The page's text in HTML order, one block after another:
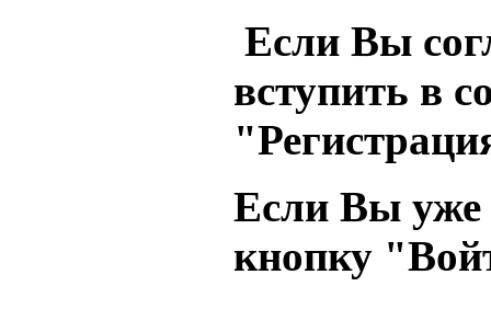
Если Вы
вступить в
Если Вы уже
кнопку